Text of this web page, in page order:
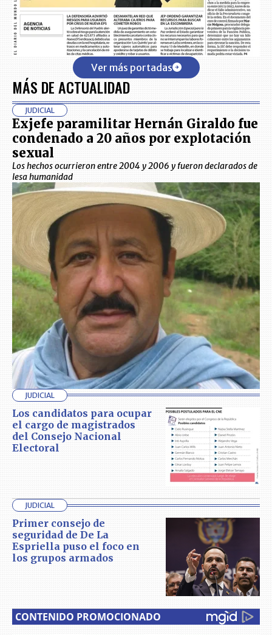
Ver más portadas
MÁS DE ACTUALIDAD
JUDICIAL
Exjefe paramilitar Hernán Giraldo fue
condenado a 20 años por explotación
sexual
Los hechos ocurrieron entre 2004 y 2006 y fueron declarados de
lesa humanidad
JUDICIAL
Los candidatos para ocupar
el cargo de magistrados
del Consejo Nacional
Electoral
JUDICIAL
Primer consejo de
seguridad de De La
Espriella puso el foco en
los grupos armados